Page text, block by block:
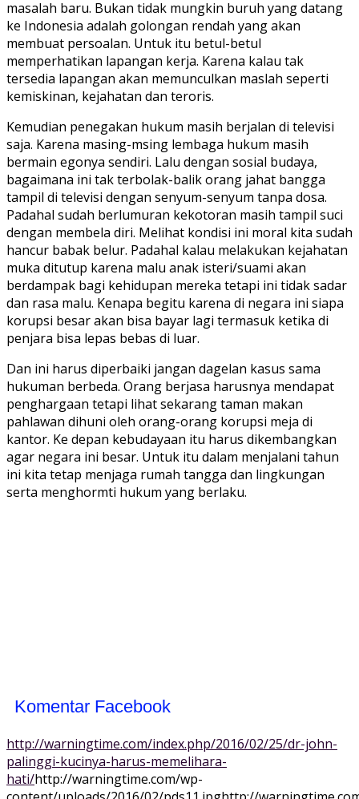
masalah baru. Bukan tidak mungkin buruh yang datang
ke Indonesia adalah golongan rendah yang akan
membuat persoalan. Untuk itu betul-betul
memperhatikan lapangan kerja. Karena kalau tak
tersedia lapangan akan memunculkan maslah seperti
kemiskinan, kejahatan dan teroris.
Kemudian penegakan hukum masih berjalan di televisi
saja. Karena masing-msing lembaga hukum masih
bermain egonya sendiri. Lalu dengan sosial budaya,
bagaimana ini tak terbolak-balik orang jahat bangga
tampil di televisi dengan senyum-senyum tanpa dosa.
Padahal sudah berlumuran kekotoran masih tampil suci
dengan membela diri. Melihat kondisi ini moral kita sudah
hancur babak belur. Padahal kalau melakukan kejahatan
muka ditutup karena malu anak isteri/suami akan
berdampak bagi kehidupan mereka tetapi ini tidak sadar
dan rasa malu. Kenapa begitu karena di negara ini siapa
korupsi besar akan bisa bayar lagi termasuk ketika di
penjara bisa lepas bebas di luar.
Dan ini harus diperbaiki jangan dagelan kasus sama
hukuman berbeda. Orang berjasa harusnya mendapat
penghargaan tetapi lihat sekarang taman makan
pahlawan dihuni oleh orang-orang korupsi meja di
kantor. Ke depan kebudayaan itu harus dikembangkan
agar negara ini besar. Untuk itu dalam menjalani tahun
ini kita tetap menjaga rumah tangga dan lingkungan
serta menghormti hukum yang berlaku.
Komentar Facebook
http://warningtime.com/index.php/2016/02/25/dr-john-
palinggi-kucinya-harus-memelihara-
hati/http://warningtime.com/wp-